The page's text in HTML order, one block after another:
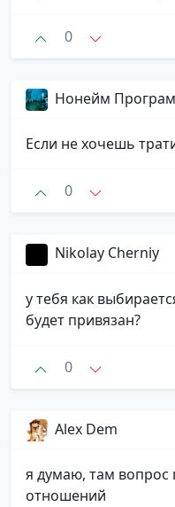
0
Нонейм
Если не хочешь
0
Nikolay Cherniy
у тебя как
будет привязан?
0
Alex Dem
я думаю, там вопрос
отношений